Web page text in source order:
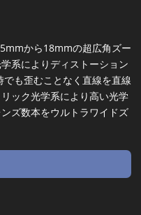
から18mmの超広角ズー
系によりディストーション
も歪むことなく直線を直線
ック光学系により高い光学
ズ数本をウルトラワイドズ